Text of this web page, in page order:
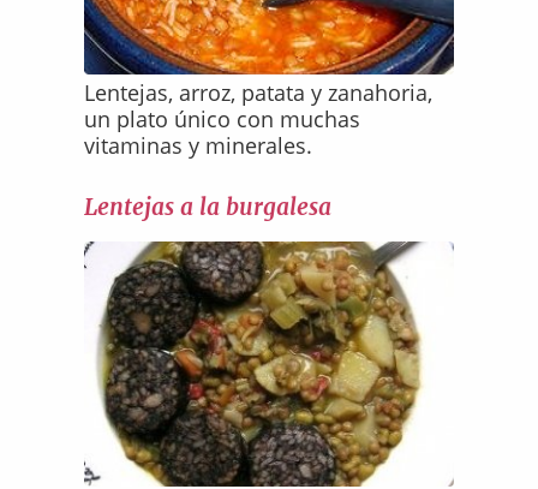
Lentejas, arroz, patata y zanahoria,
un plato único con muchas
vitaminas y minerales.
Lentejas a la burgalesa